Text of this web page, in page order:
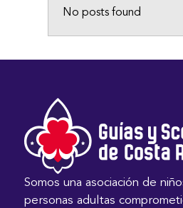
No posts found
Somos una asociación de
personas adultas